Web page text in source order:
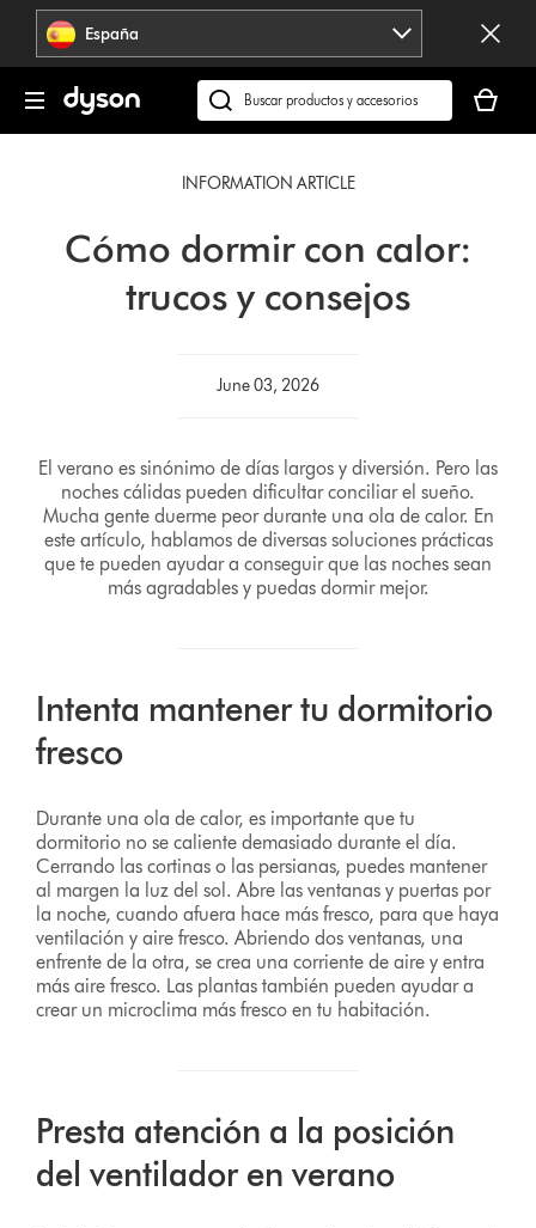
Omitir
navegación España
Buscar
en
cesta
está
INFORMATION ARTICLE
Cómo dormir con calor:
trucos y consejos
June 03, 2026
El verano es sinónimo de días largos y diversión. Pero las
noches cálidas pueden dificultar conciliar el sueño.
Mucha gente duerme peor durante una ola de calor. En
este artículo, hablamos de diversas soluciones prácticas
que te pueden ayudar a conseguir que las noches sean
más agradables y puedas dormir mejor.
Intenta mantener tu dormitorio
fresco
Durante una ola de calor, es importante que tu
dormitorio no se caliente demasiado durante el día.
Cerrando las cortinas o las persianas, puedes mantener
al margen la luz del sol. Abre las ventanas y puertas por
la noche, cuando afuera hace más fresco, para que haya
ventilación y aire fresco. Abriendo dos ventanas, una
enfrente de la otra, se crea una corriente de aire y entra
más aire fresco. Las plantas también pueden ayudar a
crear un microclima más fresco en tu habitación.
Presta atención a la posición
del ventilador en verano